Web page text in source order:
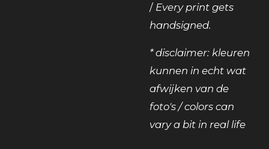
/ Every print gets
handsigned.
* disclaimer: kleuren
kunnen in echt wat
afwijken van de
foto's / colors can
vary a bit in real life